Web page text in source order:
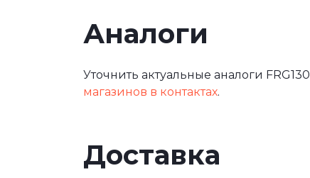
Аналоги
Уточнить актуальные аналоги
магазинов в контактах.
Доставка